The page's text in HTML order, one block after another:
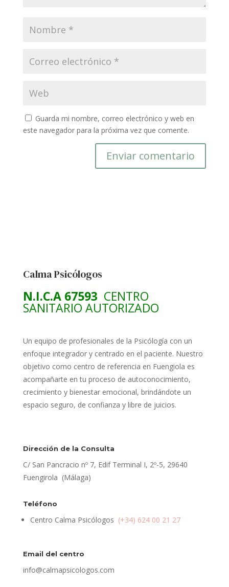
Guarda mi nombre, correo electrónico y web en
este navegador para la próxima vez que comente.
Calma Psicólogos
N.I.C.A 67593 CENTRO
SANITARIO AUTORIZADO
Un equipo de profesionales de la Psicólogía con un
enfoque integrador y centrado en el paciente. Nuestro
objetivo como centro de referencia en Fuengiola es
acompañarte en tu proceso de autoconocimiento,
crecimiento y bienestar emocional, brindándote un
espacio seguro, de confianza y libre de juicios.
Dirección de la Consulta
C/ San Pancracio nº 7, Edif Terminal I, 2º-5, 29640
Fuengirola (Málaga)
Teléfono
Centro Calma Psicólogos (+34) 624 00 21 27
Email del centro
info@calmapsicologos.com